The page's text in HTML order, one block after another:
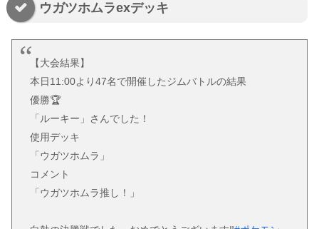
ウガツホムラexデッキ
【大会結果】
本日11:00より47名で開催したジムバトルの結果
優勝🏆
「ルーキー」さんでした！
使用デッキ
「ウガツホムラ」
コメント
「ウガツホムラ推し！」